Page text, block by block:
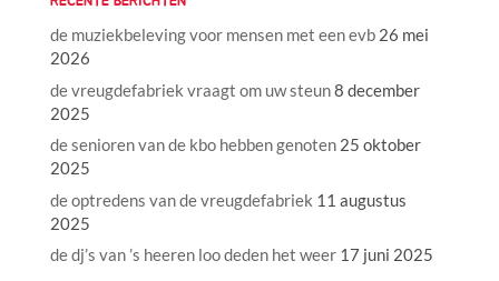
de muziekbeleving voor mensen met een evb 26 mei
2026
de vreugdefabriek vraagt om uw steun8 december
2025
de senioren van de kbo hebben genoten 25 oktober
2025
de optredens van de vreugdefabriek 11 augustus
2025
de dj’s van ’s heeren loo deden het weer 17 juni 2025